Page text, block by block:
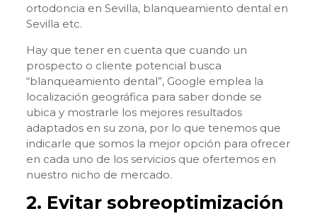
ortodoncia en Sevilla, blanqueamiento dental en
Sevilla etc.
Hay que tener en cuenta que cuando un
prospecto o cliente potencial busca
“blanqueamiento dental”, Google emplea la
localización geográfica para saber donde se
ubica y mostrarle los mejores resultados
adaptados en su zona, por lo que tenemos que
indicarle que somos la mejor opción para ofrecer
en cada uno de los servicios que ofertemos en
nuestro nicho de mercado.
2. Evitar sobreoptimización